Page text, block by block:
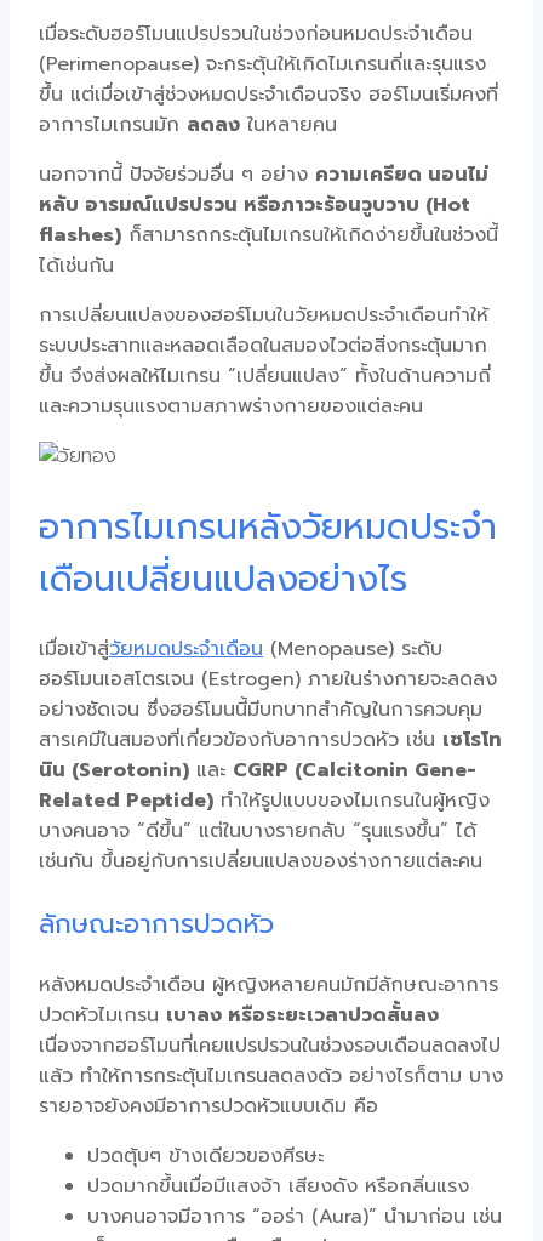
เมื่อระดับฮอร์โมนแปรปรวนในช่วงก่อนหมดประจำเดือน
(Perimenopause) จะกระตุ้นให้เกิดไมเกรนถี่และรุนแรง
ขึ้น แต่เมื่อเข้าสู่ช่วงหมดประจำเดือนจริง ฮอร์โมนเริ่มคงที่
อาการไมเกรนมัก ลดลง ในหลายคน
นอกจากนี้ ปัจจัยร่วมอื่น ๆ อย่าง ความเครียด นอนไม่
หลับ อารมณ์แปรปรวน หรือภาวะร้อนวูบวาบ (Hot
flashes) ก็สามารถกระตุ้นไมเกรนให้เกิดง่ายขึ้นในช่วงนี้
ได้เช่นกัน
การเปลี่ยนแปลงของฮอร์โมนในวัยหมดประจำเดือนทำให้
ระบบประสาทและหลอดเลือดในสมองไวต่อสิ่งกระตุ้นมาก
ขึ้น จึงส่งผลให้ไมเกรน “เปลี่ยนแปลง” ทั้งในด้านความถี่
และความรุนแรงตามสภาพร่างกายของแต่ละคน
อาการไมเกรนหลังวัยหมดประจำ
เดือนเปลี่ยนแปลงอย่างไร
เมื่อเข้าสู่วัยหมดประจำเดือน (Menopause) ระดับ
ฮอร์โมนเอสโตรเจน (Estrogen) ภายในร่างกายจะลดลง
อย่างชัดเจน ซึ่งฮอร์โมนนี้มีบทบาทสำคัญในการควบคุม
สารเคมีในสมองที่เกี่ยวข้องกับอาการปวดหัว เช่น เซโรโท
นิน (Serotonin) และ CGRP (Calcitonin Gene-
Related Peptide) ทำให้รูปแบบของไมเกรนในผู้หญิง
บางคนอาจ “ดีขึ้น” แต่ในบางรายกลับ “รุนแรงขึ้น” ได้
เช่นกัน ขึ้นอยู่กับการเปลี่ยนแปลงของร่างกายแต่ละคน
ลักษณะอาการปวดหัว
หลังหมดประจำเดือน ผู้หญิงหลายคนมักมีลักษณะอาการ
ปวดหัวไมเกรน เบาลง หรือระยะเวลาปวดสั้นลง
เนื่องจากฮอร์โมนที่เคยแปรปรวนในช่วงรอบเดือนลดลงไป
แล้ว ทำให้การกระตุ้นไมเกรนลดลงด้ว อย่างไรก็ตาม บาง
รายอาจยังคงมีอาการปวดหัวแบบเดิม คือ
ปวดตุ้บๆ ข้างเดียวของศีรษะ
ปวดมากขึ้นเมื่อมีแสงจ้า เสียงดัง หรือกลิ่นแรง
บางคนอาจมีอาการ “ออร่า (Aura)” นำมาก่อน เช่น